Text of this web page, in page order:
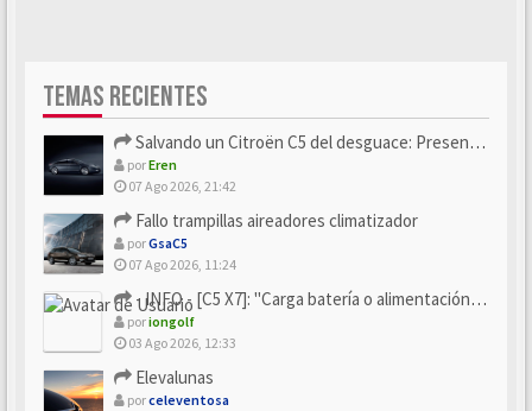
TEMAS RECIENTES
Salvando un Citroën C5 del desguace: Presentación y seguimiento
porEren
07 Ago 2026, 21:42
Fallo trampillas aireadores climatizador
porGsaC5
07 Ago 2026, 11:24
- INFO - [C5 X7]: "Carga batería o alimentación eléctri...
poriongolf
03 Ago 2026, 12:33
Elevalunas
porceleventosa